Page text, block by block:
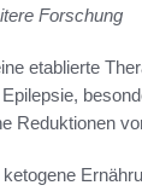
Forschung
etablierte
Reduktionen